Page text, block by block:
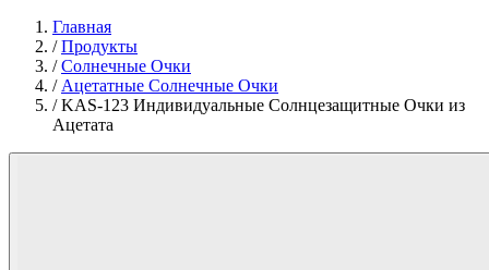
Главная
/Продукты
/Солнечные Очки
/ Ацетатные Солнечные Очки
/KAS-123 Индивидуальные Солнцезащитные Очки из
Ацетата